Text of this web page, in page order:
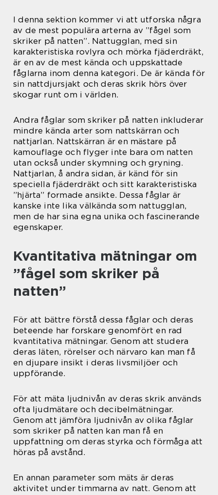
I denna sektion kommer vi att utforska några
av de mest populära arterna av ”fågel som
skriker på natten”. Nattugglan, med sin
karakteristiska rovlyra och mörka fjäderdräkt,
är en av de mest kända och uppskattade
fåglarna inom denna kategori. De är kända för
sin nattdjursjakt och deras skrik hörs över
skogar runt om i världen.
Andra fåglar som skriker på natten inkluderar
mindre kända arter som nattskärran och
nattjarlan. Nattskärran är en mästare på
kamouflage och flyger inte bara om natten
utan också under skymning och gryning.
Nattjarlan, å andra sidan, är känd för sin
speciella fjäderdräkt och sitt karakteristiska
”hjärta” formade ansikte. Dessa fåglar är
kanske inte lika välkända som nattugglan,
men de har sina egna unika och fascinerande
egenskaper.
Kvantitativa mätningar om
”fågel som skriker på
natten”
För att bättre förstå dessa fåglar och deras
beteende har forskare genomfört en rad
kvantitativa mätningar. Genom att studera
deras läten, rörelser och närvaro kan man få
en djupare insikt i deras livsmiljöer och
uppförande.
För att mäta ljudnivån av deras skrik används
ofta ljudmätare och decibelmätningar.
Genom att jämföra ljudnivån av olika fåglar
som skriker på natten kan man få en
uppfattning om deras styrka och förmåga att
höras på avstånd.
En annan parameter som mäts är deras
aktivitet under timmarna av natt. Genom att